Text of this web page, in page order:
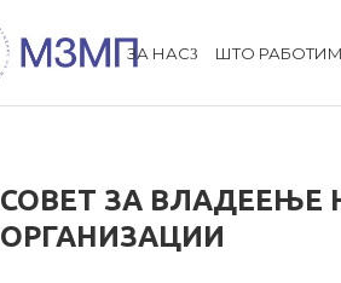
ЗА НАС ШТО
СОВЕТ ЗА ВЛАДЕЕЊЕ
ОРГАНИЗАЦИИ